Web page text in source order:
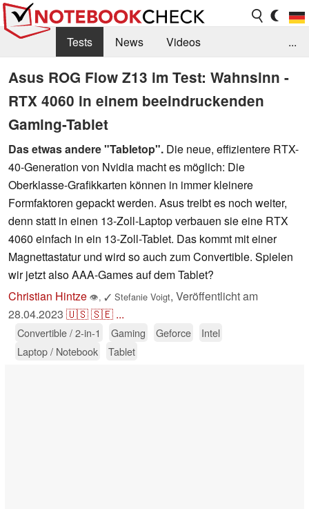
Tests News
Videos
Benchmarks & Tech
Externe Tests
Kaufberatung
Deals Suche
Jobs
Forum
...
Asus ROG Flow Z13 im Test: Wahnsinn -
RTX 4060 in einem beeindruckenden
Gaming-Tablet
Das etwas andere "Tabletop". Die neue, effizientere RTX-
40-Generation von Nvidia macht es möglich: Die
Oberklasse-Grafikkarten können in immer kleinere
Formfaktoren gepackt werden. Asus treibt es noch weiter,
denn statt in einen 13-Zoll-Laptop verbauen sie eine RTX
4060 einfach in ein 13-Zoll-Tablet. Das kommt mit einer
Magnettastatur und wird so auch zum Convertible. Spielen
wir jetzt also AAA-Games auf dem Tablet?
Christian Hintze 👁, ✓ Stefanie Voigt, Veröffentlicht am
28.04.2023 🇺🇸🇸🇪 ...
Convertible / 2-in-1 Gaming Geforce
Intel
Laptop / Notebook
Tablet